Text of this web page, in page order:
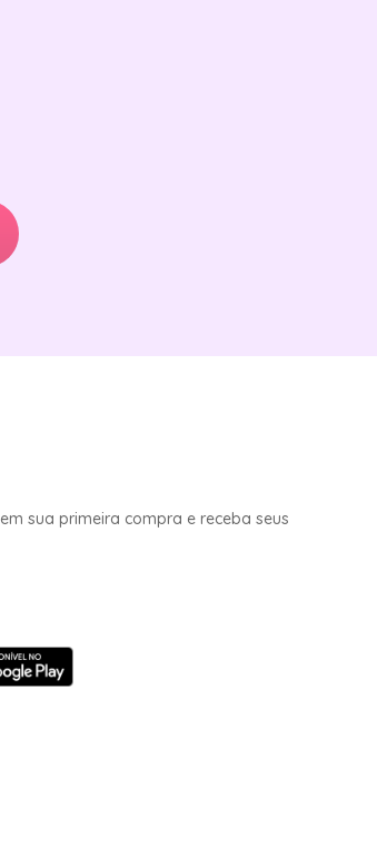
em sua primeira compra e receba seus